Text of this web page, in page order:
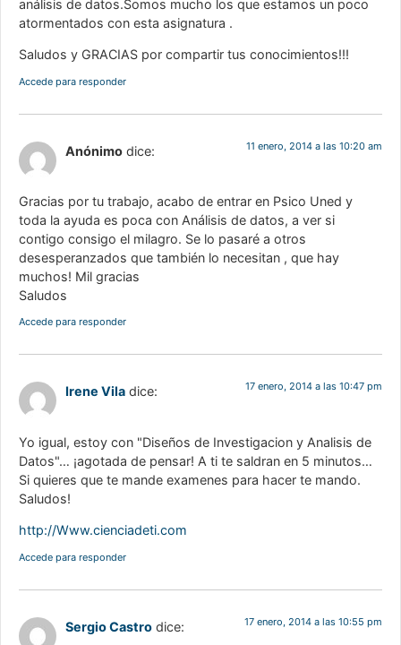
análisis de datos.Somos mucho los que estamos un poco
atormentados con esta asignatura .
Saludos y GRACIAS por compartir tus conocimientos!!!
Accede para responder
Anónimo dice: 11 enero, 2014 a las 10:20 am
Gracias por tu trabajo, acabo de entrar en Psico Uned y
toda la ayuda es poca con Análisis de datos, a ver si
contigo consigo el milagro. Se lo pasaré a otros
desesperanzados que también lo necesitan , que hay
muchos! Mil gracias
Saludos
Accede para responder
Irene Vila dice: 17 enero, 2014 a las 10:47 pm
Yo igual, estoy con "Diseños de Investigacion y Analisis de
Datos"… ¡agotada de pensar! A ti te saldran en 5 minutos…
Si quieres que te mande examenes para hacer te mando.
Saludos!
http://Www.cienciadeti.com
Accede para responder
Sergio Castro dice: 17 enero, 2014 a las 10:55 pm